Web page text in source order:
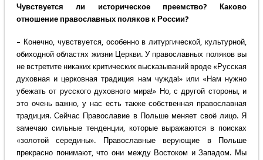
Чувствуется ли историческое преемство? Каково
отношение православных поляков к России?
– Конечно, чувствуется, особенно в литургической, культурной,
обиходной областях жизни Церкви. У православных поляков вы
не встретите никаких критических высказываний вроде «Русская
духовная и церковная традиция нам чужда!» или «Нам нужно
убежать от русского духовного мира!» Но, с другой стороны, и
это очень важно, у нас есть также собственная православная
традиция. Сейчас Православие в Польше меняет своё лицо. Я
замечаю сильные тенденции, которые выражаются в поисках
«золотой середины». Православные верующие в Польше
прекрасно понимают, что они между Востоком и Западом. Мы